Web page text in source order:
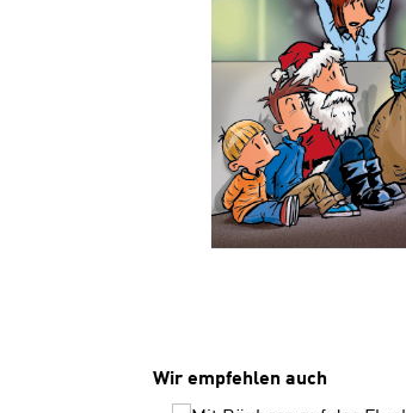
Produktgalerie überspringen
Wir empfehlen auch